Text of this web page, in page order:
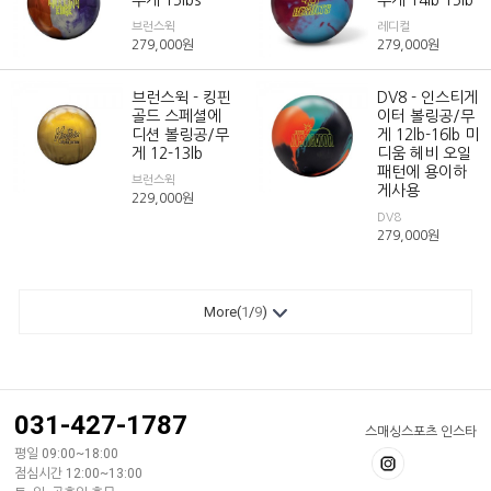
브런스윅
279,000원
레디컬
279,000원
브런스윅 - 킹핀
골드 스페셜에
디션 볼링공/무
게 12-13lb
브런스윅
229,000원
DV8 - 인스티게
이터 볼링공/무
게 12lb-16lb 미
디움 헤비 오일
패턴에 용이하
게사용
DV8
279,000원
More(1/9)
스매싱스포츠 인스타
031-427-1787
평일 09:00~18:00
점심시간 12:00~13:00